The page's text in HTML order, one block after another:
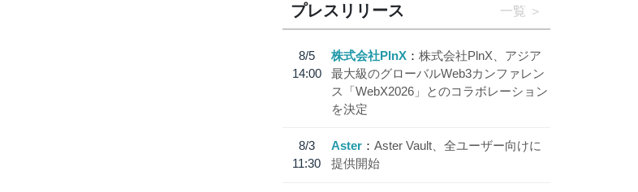
プレスリリース 一覧
8/5
14:00
株式会社PlnX
株式会社PlnX、アジア
最大級のグローバルWeb3カンファレン
ス「WebX2026」とのコラボレーション
を決定
8/3
11:30
Aster
Aster Vault、全ユーザー向けに
提供開始